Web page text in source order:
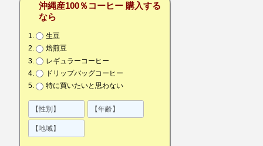
沖縄産100％コーヒー 購入する
なら
生豆
焙煎豆
レギュラーコーヒー
ドリップバッグコーヒー
特に買いたいと思わない